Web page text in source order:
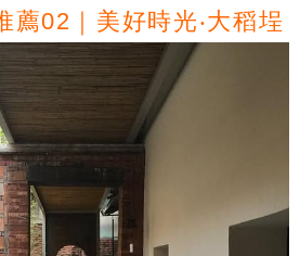
薦02｜美好時光‧大稻埕